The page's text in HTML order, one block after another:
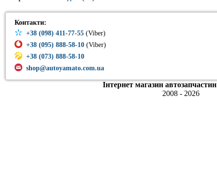
Контакти:
+38 (098) 411-77-55 (Viber)
+38 (095) 888-58-10 (Viber)
+38 (073) 888-58-10
shop@autoyamato.com.ua
Інтернет магазин
2008 - 2026